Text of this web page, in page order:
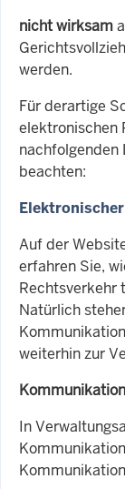
nicht wirksam
werden.
Für derartige
elektronischen
nachfolgenden
beachten:
Auf der
erfahren Sie,
Rechtsverkehr
Natürlich
weiterhin zur
In